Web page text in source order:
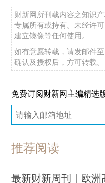
财新网所刊载内容之知识
专属所有或持有。未经许
建立镜像等任何使用。
如有意愿转载，请发邮件至
确认及授权后，方可转载。
免费订阅财新网主编精选
推荐阅读
最新财新周刊｜欧洲